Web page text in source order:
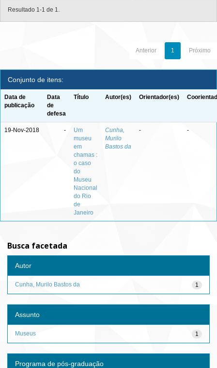
Resultado 1-1 de 1.
Anterior 1 Próximo
Conjunto de itens:
Data de
publicação
Data
de
defesa
Título Autor(es) Orientador(es)
19-Nov-2018 -
Um
museu
em
chamas :
o caso
do
Museu
Nacional
do Rio
de
Janeiro
Cunha,
Murilo
Bastos da
- -
Busca facetada
Autor
1
Cunha, Murilo Bastos da
Assunto
1
Museus
Programa de pós-graduação